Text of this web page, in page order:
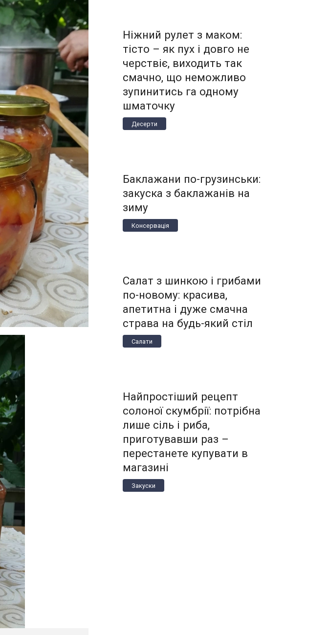
Ніжний рулет з маком:
тісто – як пух і довго не
черствіє, виходить так
смачно, що неможливо
зупинитись га одному
шматочку
Десерти
Баклажани по-грузинськи:
закуска з баклажанів на
зиму
Консервація
Салат з шинкою і грибами
по-новому: красива,
апетитна і дуже смачна
страва на будь-який стіл
Салати
Найпростіший рецепт
солоної скумбрії: потрібна
лише сіль і риба,
приготувавши раз –
перестанете купувати в
магазині
Закуски